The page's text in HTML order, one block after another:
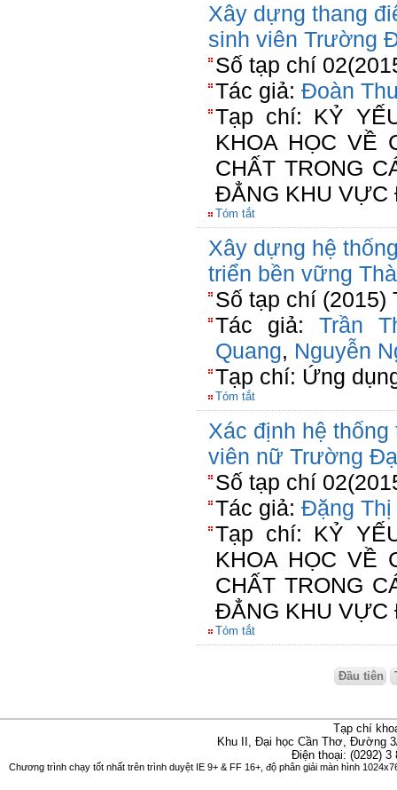
Xây dựng thang
sinh viên Trường
Số tạp chí
Tác giả: Đoàn
Tạp chí: KỶ
KHOA HỌC VỀ
CHẤT TRONG
ĐẲNG KHU VỰC
Tóm tắt
Xây dựng hệ
triển bền vững
Số tạp chí (2015)
Tác giả:Trần
Quang, Nguyễn
Tạp chí: Ứng
Tóm tắt
Xác định hệ
viên nữ Trường
Số tạp chí
Tác giả: Đặng Thị
Tạp chí: KỶ
KHOA HỌC VỀ
CHẤT TRONG
ĐẲNG KHU VỰC
Tóm tắt
Đầu tiên
Tạp chí
Khu II, Đại học Cần Thơ, Đường
Điện thoại: (0292)
Chương trình chạy tốt nhất trên trình duyệt IE 9+ & FF 16+, độ phân giải màn hình